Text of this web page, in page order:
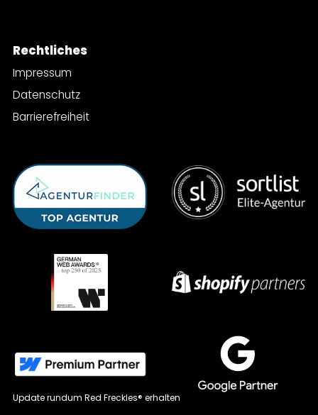
Rechtliches
Impressum
Datenschutz
Barrierefreiheit
Update rundum Red Freckles® erhalten